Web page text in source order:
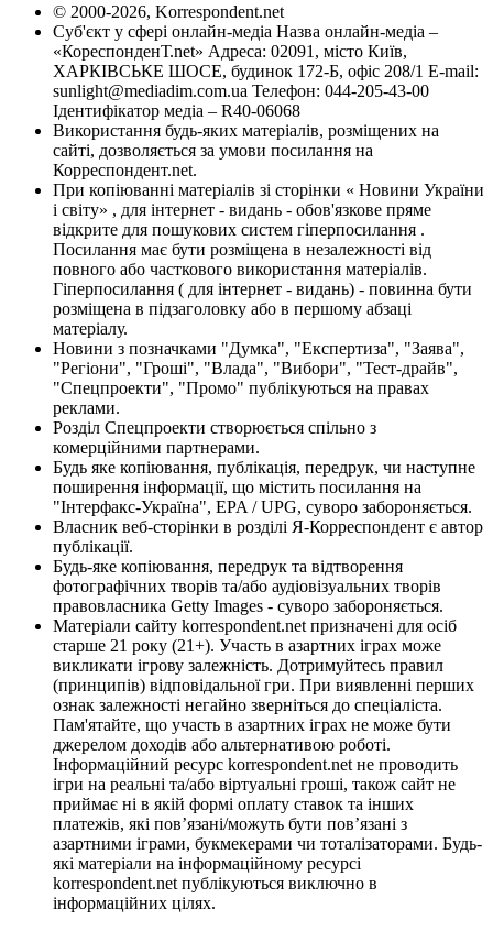
© 2000-2026, Korrespondent.net
Суб'єкт у сфері онлайн-медіа Назва онлайн-медіа –
«КореспонденТ.net» Адреса: 02091, місто Київ,
ХАРКІВСЬКЕ ШОСЕ, будинок 172-Б, офіс 208/1 E-mail:
sunlight@mediadim.com.ua Телефон: 044-205-43-00
Ідентифікатор медіа – R40-06068
Використання будь-яких матеріалів, розміщених на
сайті, дозволяється за умови посилання на
Корреспондент.net.
При копіюванні матеріалів зі сторінки « Новини України
і світу» , для інтернет - видань - обов'язкове пряме
відкрите для пошукових систем гіперпосилання .
Посилання має бути розміщена в незалежності від
повного або часткового використання матеріалів.
Гіперпосилання ( для інтернет - видань) - повинна бути
розміщена в підзаголовку або в першому абзаці
матеріалу.
Новини з позначками "Думка", "Експертиза", "Заява",
"Регіони", "Гроші", "Влада", "Вибори", "Тест-драйв",
"Спецпроекти", "Промо" публікуються на правах
реклами.
Розділ Спецпроекти створюється спільно з
комерційними партнерами.
Будь яке копіювання, публікація, передрук, чи наступне
поширення інформації, що містить посилання на
"Інтерфакс-Україна", EPA / UPG, суворо забороняється.
Власник веб-сторінки в розділі Я-Корреспондент є автор
публікації.
Будь-яке копіювання, передрук та відтворення
фотографічних творів та/або аудіовізуальних творів
правовласника Getty Images - суворо забороняється.
Матеріали сайту korrespondent.net призначені для осіб
старше 21 року (21+). Участь в азартних іграх може
викликати ігрову залежність. Дотримуйтесь правил
(принципів) відповідальної гри. При виявленні перших
ознак залежності негайно зверніться до спеціаліста.
Пам'ятайте, що участь в азартних іграх не може бути
джерелом доходів або альтернативою роботі.
Інформаційний ресурс korrespondent.net не проводить
ігри на реальні та/або віртуальні гроші, також сайт не
приймає ні в якій формі оплату ставок та інших
платежів, які пов’язані/можуть бути пов’язані з
азартними іграми, букмекерами чи тоталізаторами. Будь-
які матеріали на інформаційному ресурсі
korrespondent.net публікуються виключно в
інформаційних цілях.